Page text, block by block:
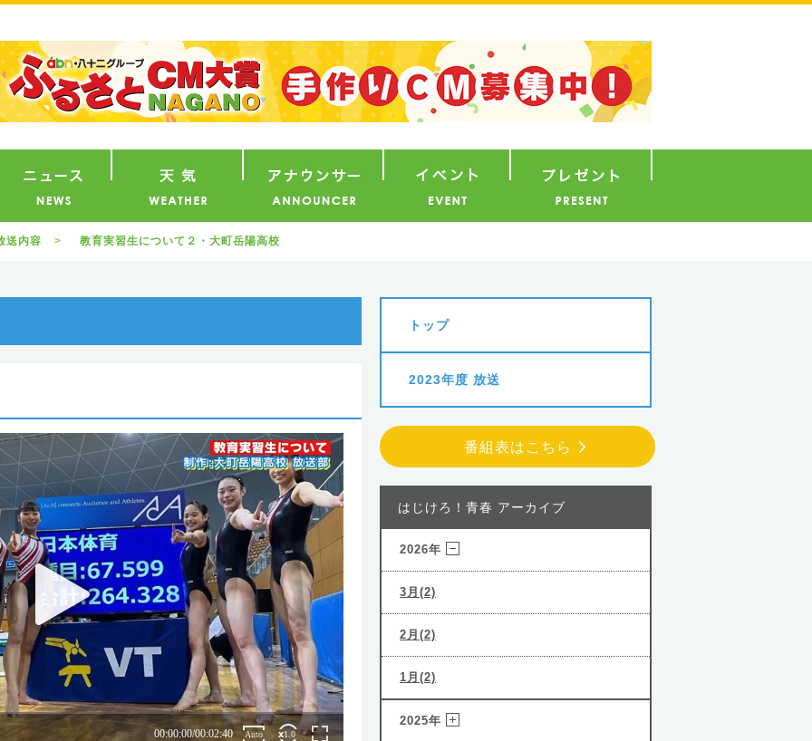
送内容 教育実習生について２・大町岳陽高校
トップ
2023年度 放送
番組表はこちら
はじけろ！青春 アーカイブ
2026年
3月(2)
2月(2)
1月(2)
2025年